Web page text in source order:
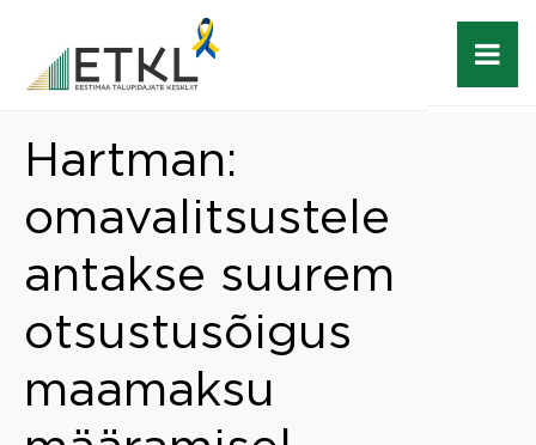
Hartman:
omavalitsustele
antakse suurem
otsustusõigus
maamaksu